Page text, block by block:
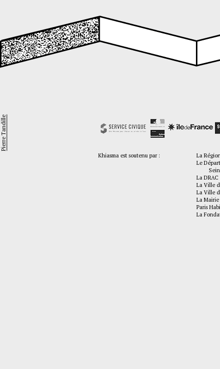
Khiasma est soutenu par :
La
Le
La
La Ville
La Ville
La
Paris
La
Pierre Tandille